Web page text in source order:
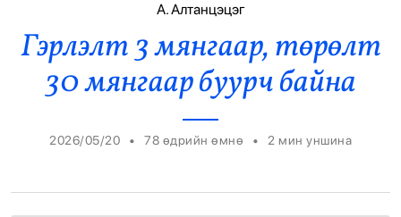
Нийтлэлчийн Булан
Эрүүл Мэнд
Орон Нутаг
Спорт
А. Алтанцэцэг
Гэрлэлт 3 мянгаар, төрөлт
30 мянгаар буурч байна
2026/05/20 • 78 өдрийн өмнө • 2 мин уншина